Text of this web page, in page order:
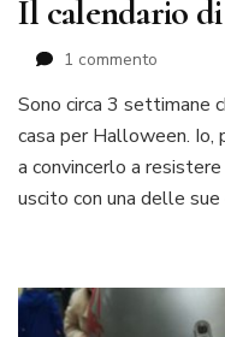
Il calendario
1 commento
di
Sono circa 3 settimane
casa per Halloween. Io,
a convincerlo a
uscito con una delle